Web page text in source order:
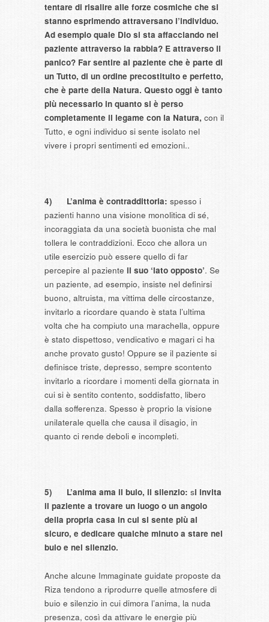
tentare di risalire alle forze cosmiche che si
stanno esprimendo attraversano l’individuo.
Ad esempio quale Dio si sta affacciando nel
paziente attraverso la rabbia? E attraverso il
panico? Far sentire al paziente che è parte di
un Tutto, di un ordine precostituito e perfetto,
che è parte della Natura. Questo oggi è tanto
più necessario in quanto si è perso
completamente il legame con la Natura, con il
Tutto, e ogni individuo si sente isolato nel
vivere i propri sentimenti ed emozioni..
4) L’anima è contraddittoria: spesso i
pazienti hanno una visione monolitica di sé,
incoraggiata da una società buonista che mal
tollera le contraddizioni. Ecco che allora un
utile esercizio può essere quello di far
percepire al paziente il suo ‘lato opposto’. Se
un paziente, ad esempio, insiste nel definirsi
buono, altruista, ma vittima delle circostanze,
invitarlo a ricordare quando è stata l’ultima
volta che ha compiuto una marachella, oppure
è stato dispettoso, vendicativo e magari ci ha
anche provato gusto! Oppure se il paziente si
definisce triste, depresso, sempre scontento
invitarlo a ricordare i momenti della giornata in
cui si è sentito contento, soddisfatto, libero
dalla sofferenza. Spesso è proprio la visione
unilaterale quella che causa il disagio, in
quanto ci rende deboli e incompleti.
5) L’anima ama il buio, il silenzio: si invita
il paziente a trovare un luogo o un angolo
della propria casa in cui si sente più al
sicuro, e dedicare qualche minuto a stare nel
buio e nel silenzio.
Anche alcune Immaginate guidate proposte da
Riza tendono a riprodurre quelle atmosfere di
buio e silenzio in cui dimora l’anima, la nuda
presenza, così da attivare le energie più